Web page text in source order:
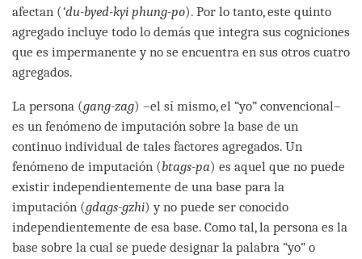
afectan (‘du-byed-kyi phung-po). Por lo tanto, este quinto
agregado incluye todo lo demás que integra sus cogniciones
que es impermanente y no se encuentra en sus otros cuatro
agregados.
La persona (gang-zag) –el sí mismo, el “yo” convencional–
es un fenómeno de imputación sobre la base de un
continuo individual de tales factores agregados. Un
fenómeno de imputación (btags-pa) es aquel que no puede
existir independientemente de una base para la
imputación (gdags-gzhi) y no puede ser conocido
independientemente de esa base. Como tal, la persona es la
base sobre la cual se puede designar la palabra “yo” o